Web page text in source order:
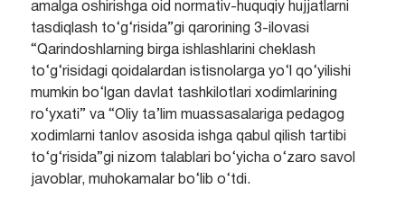
amalga oshirishga oid normativ-huquqiy hujjatlarni
tasdiqlash to‘g‘risida”gi qarorining 3-ilovasi
“Qarindoshlarning birga ishlashlarini cheklash
to‘g‘risidagi qoidalardan istisnolarga yo‘l qo‘yilishi
mumkin bo‘lgan davlat tashkilotlari xodimlarining
ro‘yxati” va “Oliy ta’lim muassasalariga pedagog
xodimlarni tanlov asosida ishga qabul qilish tartibi
to‘g‘risida”gi nizom talablari bo‘yicha o‘zaro savol
javoblar, muhokamalar bo‘lib o‘tdi.